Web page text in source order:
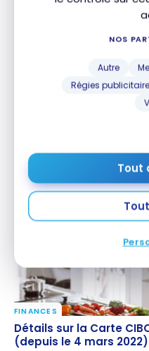
NOS
Autre
Régies
Tout
29 janvier 2025
Détails sur la Carte
(depuis le 4 mars 2022)
FINANCES
Détails sur la Carte
(depuis le 4 mars 2022)